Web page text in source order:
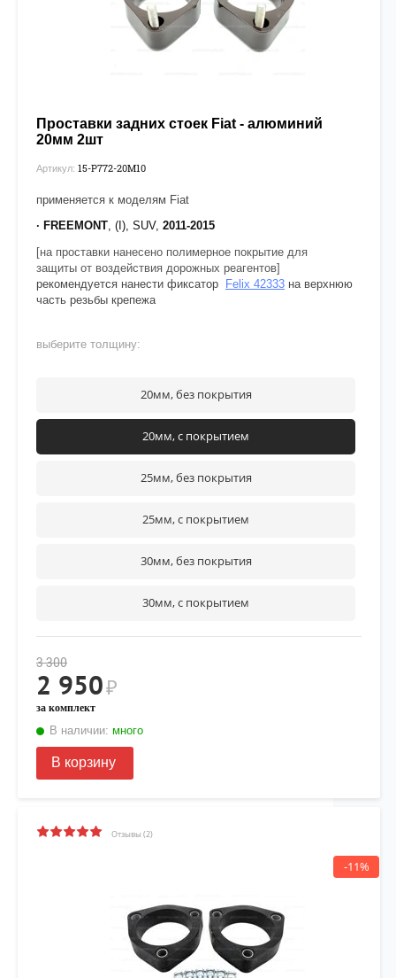
Проставки задних стоек Fiat - алюминий
20мм 2шт
Артикул: 15-P772-20М10
применяется к моделям Fiat
· FREEMONT , (I), SUV, 2011-2015
[на проставки нанесено полимерное покрытие для
защиты от воздействия дорожных реагентов]
рекомендуется нанести фиксатор
Felix 42333 на верхнюю
часть резьбы крепежа
выберите толщину:
20мм, без покрытия
20мм, с покрытием
25мм, без покрытия
25мм, с покрытием
30мм, без покрытия
30мм, с покрытием
3 300
2 950₽
за комплект
В наличии: много
В корзину
Отзывы (2)
-11%